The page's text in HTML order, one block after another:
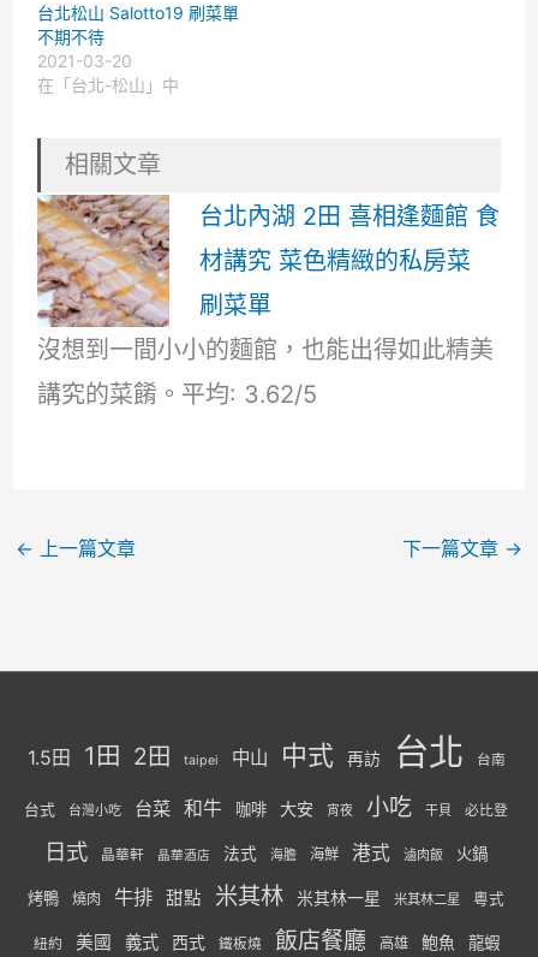
台北松山 Salotto19 刷菜單
不期不待
2021-03-20
在「台北-松山」中
相關文章
台北內湖 2田 喜相逢麵館 食
材講究 菜色精緻的私房菜
刷菜單
沒想到一間小小的麵館，也能出得如此精美
講究的菜餚。平均: 3.62/5
← 上一篇文章 下一篇文章 →
1.5田 1田 2田 taipei 中山 中式 再訪 台北 台南
台式 台灣小吃 台菜 和牛 咖啡 大安 宵夜 小吃 干貝 必比登
日式 晶華軒 晶華酒店 法式 海膽 海鮮 港式 滷肉飯 火鍋
烤鴨 燒肉 牛排 甜點 米其林 米其林一星 米其林二星 粵式
紐約 美國 義式 西式 鐵板燒 飯店餐廳 高雄 鮑魚 龍蝦